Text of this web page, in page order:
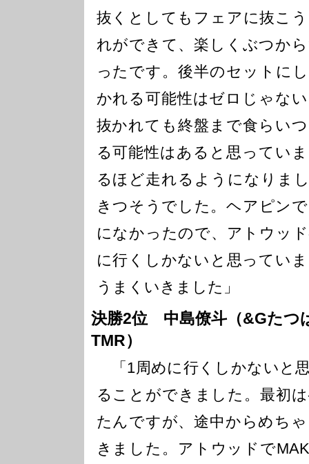
抜くとしてもフェアに抜こ
れができて、楽しくぶつか
ったです。後半のセットに
かれる可能性はゼロじゃな
抜かれても終盤まで食らい
る可能性はあると思ってい
るほど走れるようになりま
きつそうでした。ヘアピン
になかったので、アトウッ
に行くしかないと思ってい
うまくいきました」
決勝2位 中島僚斗（&Gたつ
TMR）
「1周めに行くしかないと
ることができました。最初
たんですが、途中からめち
きました。アトウッドで